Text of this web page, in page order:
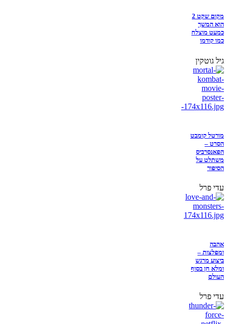
מקום שקט 2
הוא המשך
כמעט מוצלח
כמו קודמו
גיל גוטקין
מורטל קומבט
הסרט –
הפאנסרביס
משתלט על
הסיפור
עדי פרל
אהבה
ומפלצות –
ביצוע מרגש
ומלא חן בסוף
העולם
עדי פרל